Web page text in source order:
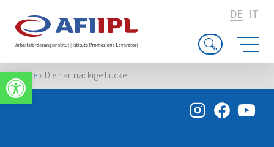
Werkzeugleiste öffnen
DE IT
Home» Die hartnäckige Lücke